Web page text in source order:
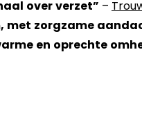
over verzet” –
met zorgzame
en oprechte